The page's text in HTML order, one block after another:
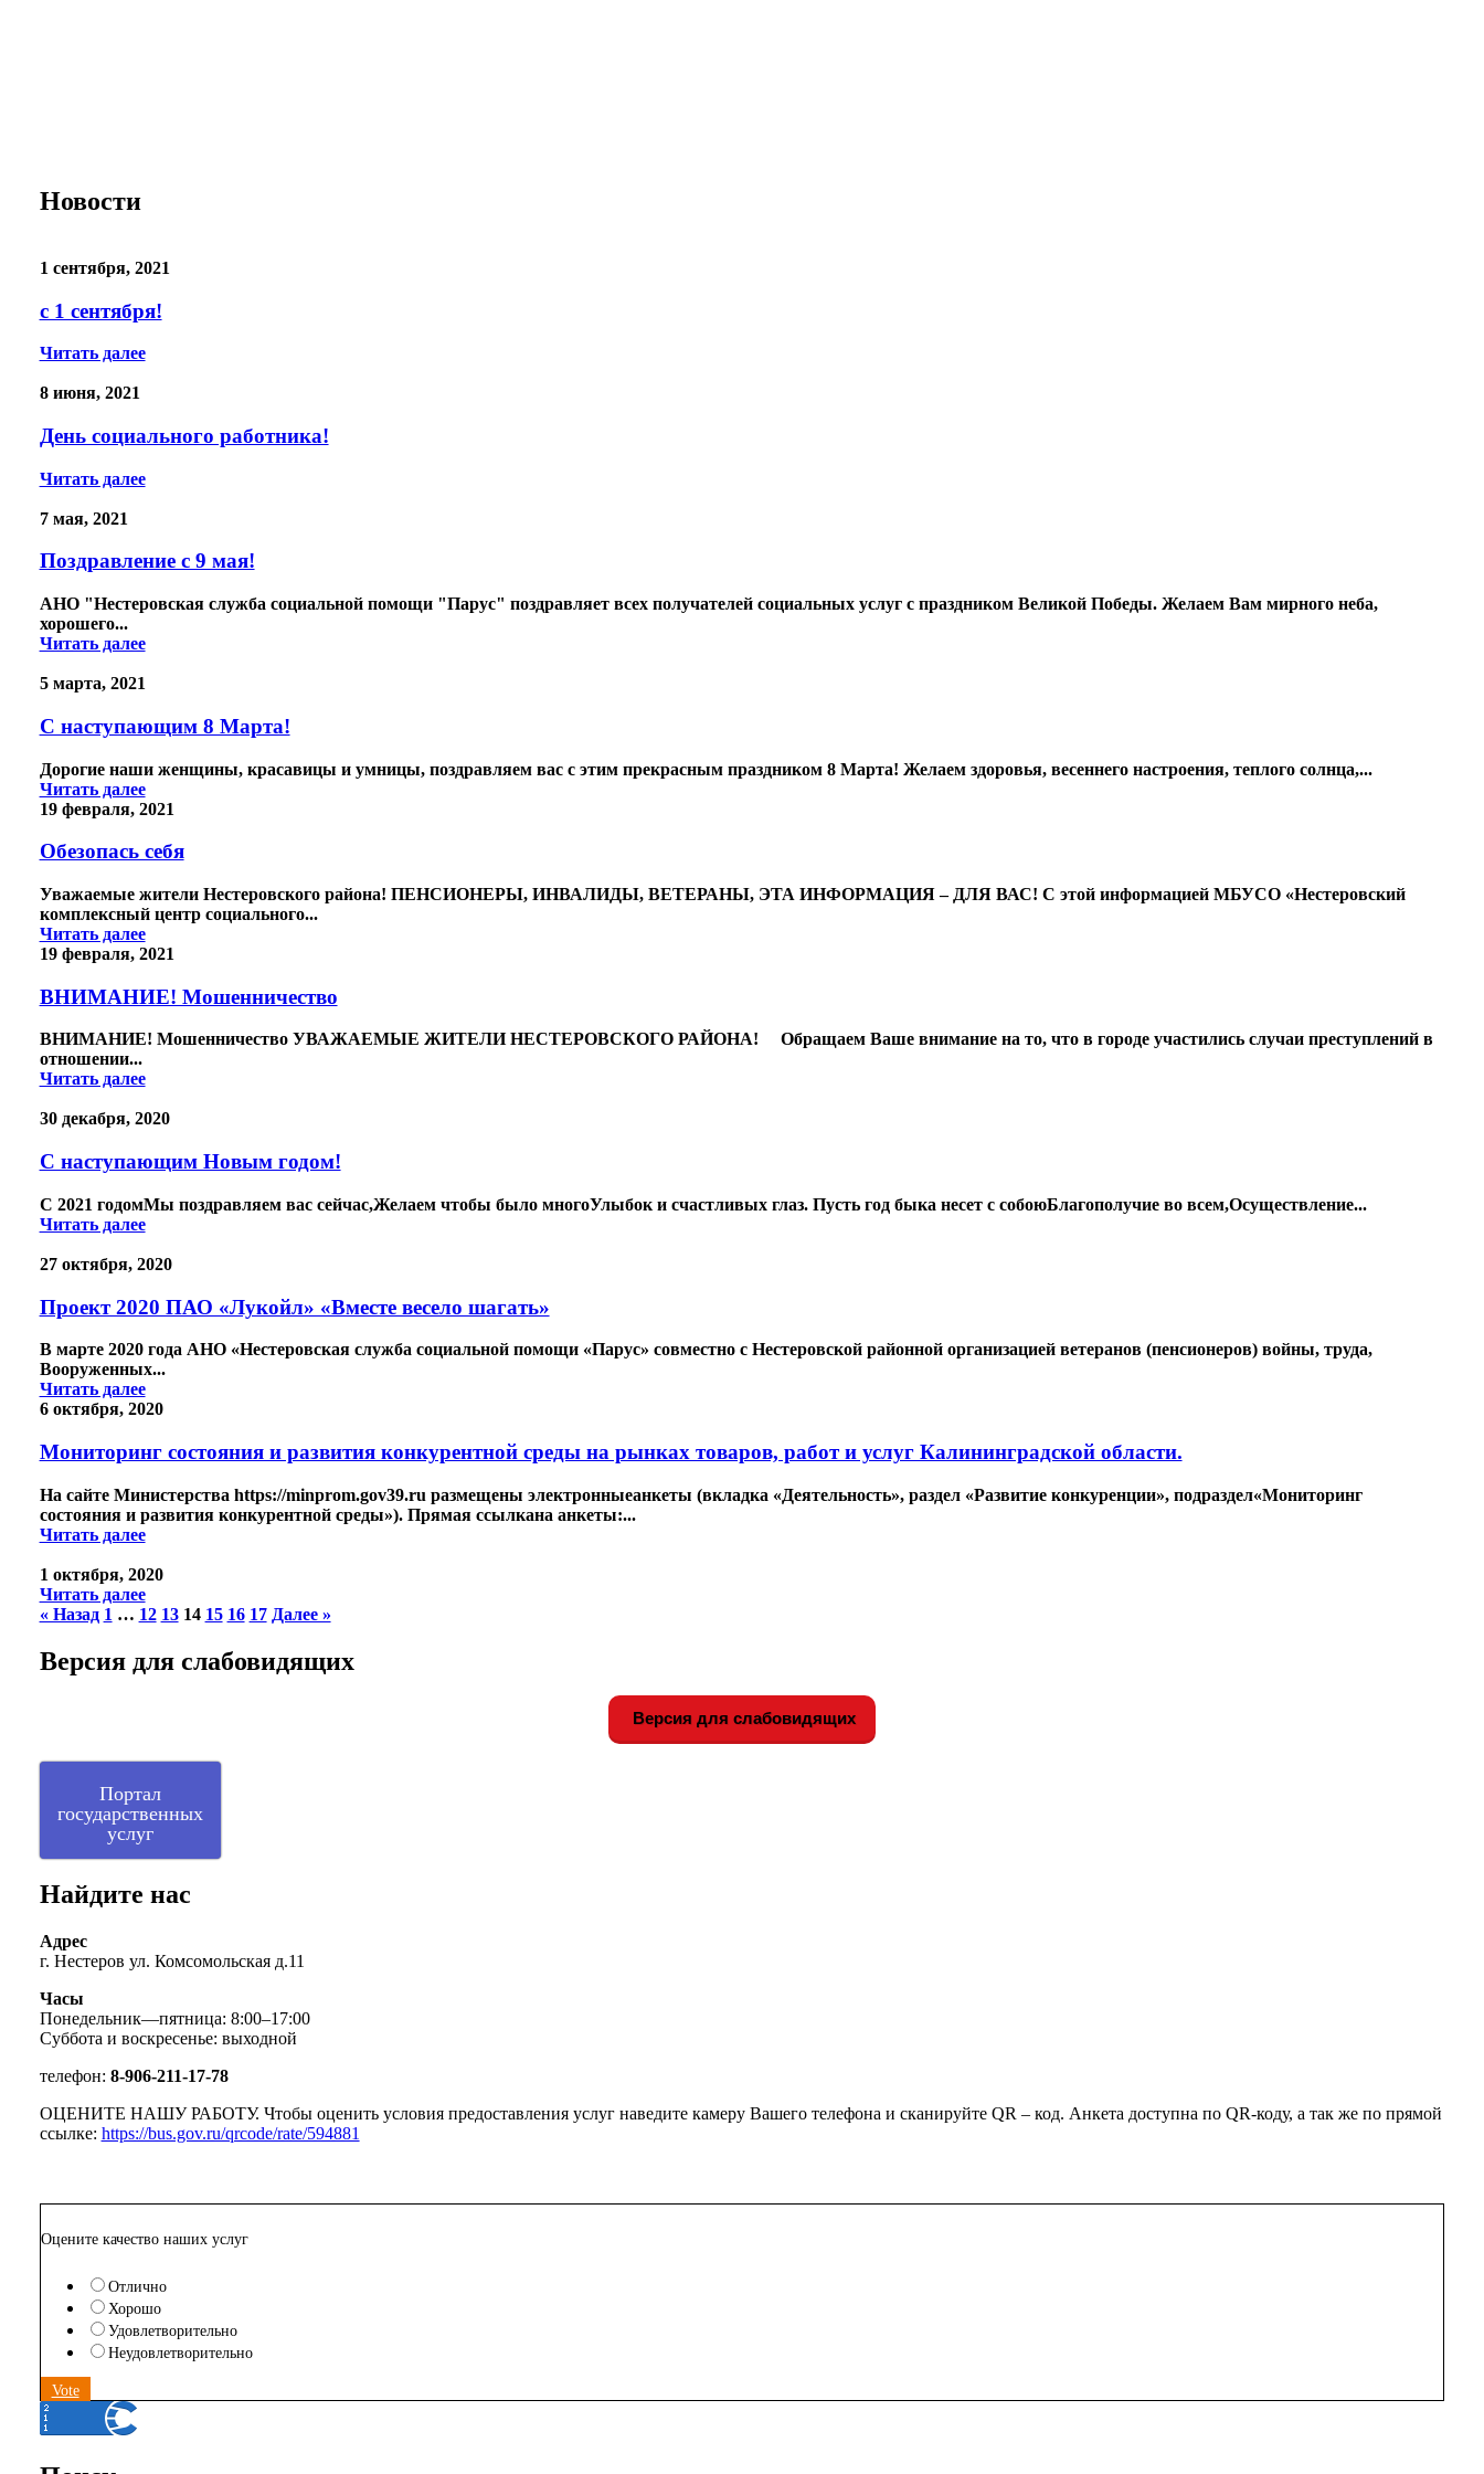
Новости
1 сентября, 2021
с 1 сентября!
Читать далее
8 июня, 2021
День социального работника!
Читать далее
7 мая, 2021
Поздравление с 9 мая!
АНО "Нестеровская служба социальной помощи "Парус" поздравляет всех получателей социальных услуг с праздником Великой Победы. Желаем Вам мирного неба,
хорошего...
Читать далее
5 марта, 2021
С наступающим 8 Марта!
Дорогие наши женщины, красавицы и умницы, поздравляем вас с этим прекрасным праздником 8 Марта! Желаем здоровья, весеннего настроения, теплого солнца,...
Читать далее
19 февраля, 2021
Обезопась себя
Уважаемые жители Нестеровского района! ПЕНСИОНЕРЫ, ИНВАЛИДЫ, ВЕТЕРАНЫ, ЭТА ИНФОРМАЦИЯ – ДЛЯ ВАС! С этой информацией МБУСО «Нестеровский
комплексный центр социального...
Читать далее
19 февраля, 2021
ВНИМАНИЕ! Мошенничество
ВНИМАНИЕ! Мошенничество УВАЖАЕМЫЕ ЖИТЕЛИ НЕСТЕРОВСКОГО РАЙОНА! Обращаем Ваше внимание на то, что в городе участились случаи преступлений в
отношении...
Читать далее
30 декабря, 2020
С наступающим Новым годом!
С 2021 годомМы поздравляем вас сейчас,Желаем чтобы было многоУлыбок и счастливых глаз. Пусть год быка несет с собоюБлагополучие во всем,Осуществление...
Читать далее
27 октября, 2020
Проект 2020 ПАО «Лукойл» «Вместе весело шагать»
В марте 2020 года АНО «Нестеровская служба социальной помощи «Парус» совместно с Нестеровской районной организацией ветеранов (пенсионеров) войны, труда,
Вооруженных...
Читать далее
6 октября, 2020
Мониторинг состояния и развития конкурентной среды на рынках товаров, работ и услуг Калининградской области.
На сайте Министерства https://minprom.gov39.ru размещены электронныеанкеты (вкладка «Деятельность», раздел «Развитие конкуренции», подраздел«Мониторинг
состояния и развития конкурентной среды»). Прямая ссылкана анкеты:...
Читать далее
1 октября, 2020
Читать далее
« Назад 1 … 12 13 14 15 16 17 Далее »
Версия для слабовидящих
Версия для слабовидящих
Портал
государственных
услуг
Найдите нас
Адрес
г. Нестеров ул. Комсомольская д.11
Часы
Понедельник—пятница: 8:00–17:00
Суббота и воскресенье: выходной
телефон: 8-906-211-17-78
ОЦЕНИТЕ НАШУ РАБОТУ. Чтобы оценить условия предоставления услуг наведите камеру Вашего телефона и сканируйте QR – код. Анкета доступна по QR-коду, а так же по прямой
ссылке: https://bus.gov.ru/qrcode/rate/594881
Оцените качество наших услуг
Отлично
Хорошо
Удовлетворительно
Неудовлетворительно
Vote